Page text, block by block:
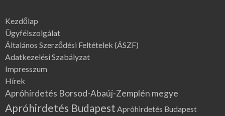
Kezdőlap
Ügyfélszolgálat
Általános Szerződési Feltételek (ÁSZF)
Adatkezelési Szabályzat
Impresszum
Hírek
Apróhirdetés Borsod-Abaúj-Zemplén megye
Apróhirdetés Budapest Apróhirdetés Budapest